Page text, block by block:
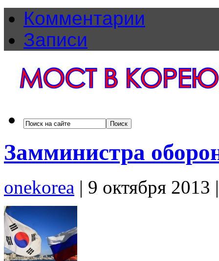
Комментарии
Записи
Замминистра
onekorea | 9 октября 2013